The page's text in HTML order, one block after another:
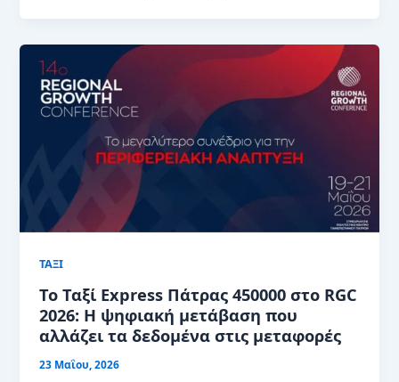
ΤΑΞΙ
Το Ταξί Express Πάτρας 450000 στο RGC
2026: Η ψηφιακή μετάβαση που
αλλάζει τα δεδομένα στις μεταφορές
23 Μαΐου, 2026